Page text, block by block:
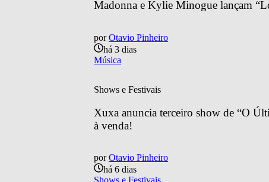
Madonna e Kylie Minogue lançam
por Otavio Pinheiro
há 3 dias
Música
Shows e Festivais
Xuxa anuncia terceiro show de “O
à venda!
por Otavio Pinheiro
há 6 dias